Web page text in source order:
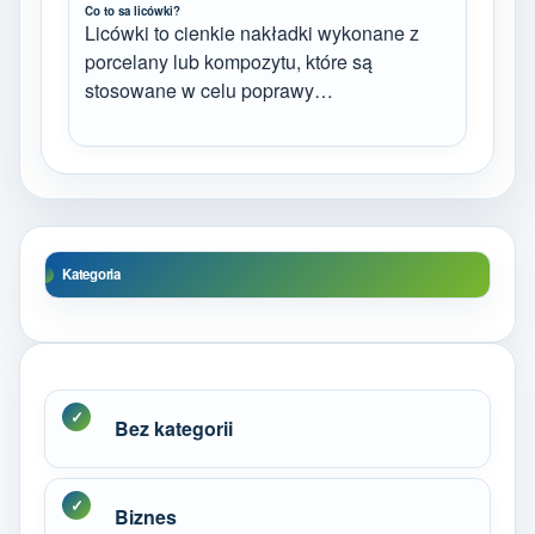
Co to sa licówki?
Licówki to cienkie nakładki wykonane z
porcelany lub kompozytu, które są
stosowane w celu poprawy…
Kategoria
Bez kategorii
Biznes